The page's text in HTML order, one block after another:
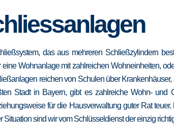
das aus mehreren Schließzylindern
Wohnanlage mit zahlreichen Wohneinheiten,
reichen von Schulen über
Stadt in Bayern, gibt es zahlreiche Wohn-
für die Hausverwaltung guter Rat
Situation sind wir vom Schlüsseldienst der einzig